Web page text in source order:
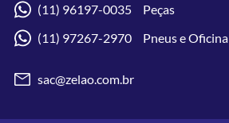
(11) 96197-0035 Peças
(11) 97267-2970 Pneus e Oficina
sac@zelao.com.br